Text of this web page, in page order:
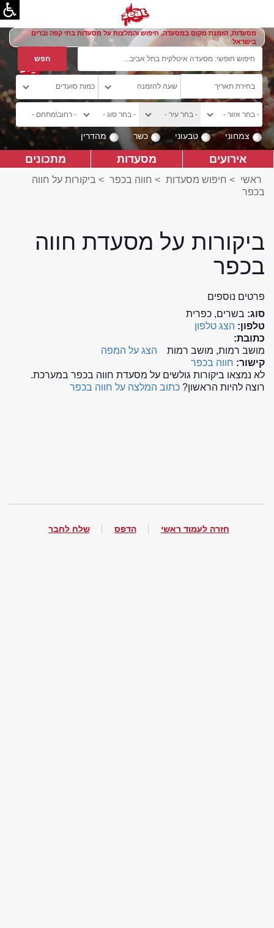
מסעדות, הזמנת מקום במסעדה, חיפוש והמלצות על מסעדות בתי קפה וברים
בישראל
צמחוני טבעוני כשר מהדרין
אירועים מסעדות מתכונים
ראשי > חיפוש מסעדות > חווה בכפר > ביקורות על חווה
בכפר
ביקורות על מסעדת חווה
בכפר
פרטים נוספים
סוג: בשרים, כפרית
טלפון: הצג טלפון
כתובת:
מושב רמות, מושב רמות
הצג על המפה
קישור: חווה בכפר
לא נמצאו ביקורות גולשים על מסעדת חווה בכפר במערכת.
רוצה להיות הראשון? כתוב המלצה על חווה בכפר
חזרה לעמוד ראשי הדפס שלח לחבר